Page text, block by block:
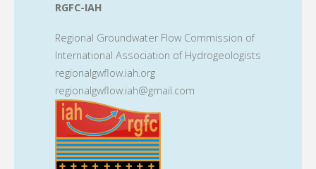
RGFC-IAH
Regional Groundwater Flow Commission of
International Association of Hydrogeologists
regionalgwflow.iah.org
regionalgwflow.iah@gmail.com